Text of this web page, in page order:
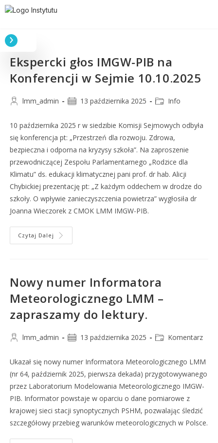
Ekspercki głos IMGW-PIB na
Konferencji w Sejmie 10.10.2025
lmm_admin 13 października 2025 Info
10 października 2025 r w siedzibie Komisji Sejmowych odbyła
się konferencja pt: „Przestrzeń dla rozwoju. Zdrowa,
bezpieczna i odporna na kryzysy szkoła”. Na zaproszenie
przewodniczącej Zespołu Parlamentarnego „Rodzice dla
Klimatu” ds. edukacji klimatycznej pani prof. dr hab. Alicji
Chybickiej prezentację pt: „Z każdym oddechem w drodze do
szkoły. O wpływie zanieczyszczenia powietrza” wygłosiła dr
Joanna Wieczorek z CMOK LMM IMGW-PIB.
Czytaj Dalej
Nowy numer Informatora
Meteorologicznego LMM –
zapraszamy do lektury.
lmm_admin 13 października 2025 Komentarz
Ukazał się nowy numer Informatora Meteorologicznego LMM
(nr 64, październik 2025, pierwsza dekada) przygotowywanego
przez Laboratorium Modelowania Meteorologicznego IMGW-
PIB. Informator powstaje w oparciu o dane pomiarowe z
krajowej sieci stacji synoptycznych PSHM, pozwalając śledzić
szczegółowy przebieg warunków meteorologicznych w Polsce.